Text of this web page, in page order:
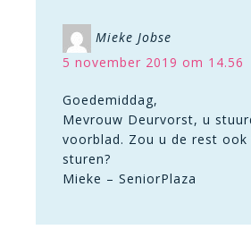
Mieke Jobse
5 november 2019 om 14.56
Goedemiddag,
Mevrouw Deurvorst, u
voorblad. Zou u de rest ook
sturen?
Mieke – SeniorPlaza